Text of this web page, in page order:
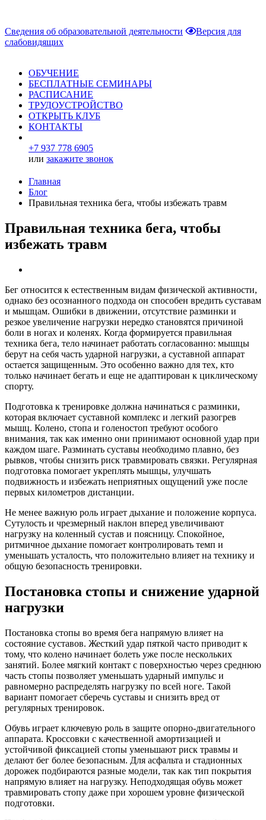
Сведения об образовательной деятельности
Версия для
слабовидящих
ОБУЧЕНИЕ
БЕСПЛАТНЫЕ СЕМИНАРЫ
РАСПИСАНИЕ
ТРУДОУСТРОЙСТВО
ОТКРЫТЬ КЛУБ
КОНТАКТЫ
+7 937 778 6905
или закажите звонок
Главная
Блог
Правильная техника бега, чтобы избежать травм
Правильная техника бега, чтобы
избежать травм
Бег относится к естественным видам физической активности,
однако без осознанного подхода он способен вредить суставам
и мышцам. Ошибки в движении, отсутствие разминки и
резкое увеличение нагрузки нередко становятся причиной
боли в ногах и коленях. Когда формируется правильная
техника бега, тело начинает работать согласованно: мышцы
берут на себя часть ударной нагрузки, а суставной аппарат
остается защищенным. Это особенно важно для тех, кто
только начинает бегать и еще не адаптирован к циклическому
спорту.
Подготовка к тренировке должна начинаться с разминки,
которая включает суставной комплекс и легкий разогрев
мышц. Колено, стопа и голеностоп требуют особого
внимания, так как именно они принимают основной удар при
каждом шаге. Разминать суставы необходимо плавно, без
рывков, чтобы снизить риск травмировать связки. Регулярная
подготовка помогает укреплять мышцы, улучшать
подвижность и избежать неприятных ощущений уже после
первых километров дистанции.
Не менее важную роль играет дыхание и положение корпуса.
Сутулость и чрезмерный наклон вперед увеличивают
нагрузку на коленный сустав и поясницу. Спокойное,
ритмичное дыхание помогает контролировать темп и
уменьшать усталость, что положительно влияет на технику и
общую безопасность тренировки.
Постановка стопы и снижение ударной
нагрузки
Постановка стопы во время бега напрямую влияет на
состояние суставов. Жесткий удар пяткой часто приводит к
тому, что колено начинает болеть уже после нескольких
занятий. Более мягкий контакт с поверхностью через среднюю
часть стопы позволяет уменьшать ударный импульс и
равномерно распределять нагрузку по всей ноге. Такой
вариант помогает сберечь суставы и снизить вред от
регулярных тренировок.
Обувь играет ключевую роль в защите опорно-двигательного
аппарата. Кроссовки с качественной амортизацией и
устойчивой фиксацией стопы уменьшают риск травмы и
делают бег более безопасным. Для асфальта и стадионных
дорожек подбираются разные модели, так как тип покрытия
напрямую влияет на нагрузку. Неподходящая обувь может
травмировать стопу даже при хорошем уровне физической
подготовки.